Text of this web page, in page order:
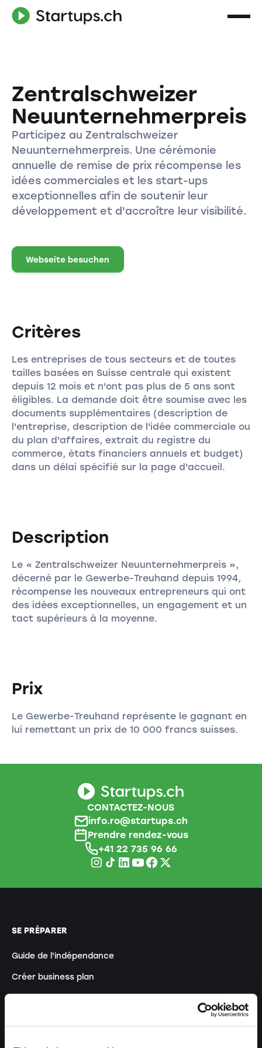
Zentralschweizer
Neuunternehmerpreis
Participez au Zentralschweizer
Neuunternehmerpreis. Une cérémonie
annuelle de remise de prix récompense les
idées commerciales et les start-ups
exceptionnelles afin de soutenir leur
développement et d'accroître leur visibilité.
Webseite besuchen
Critères
Les entreprises de tous secteurs et de toutes
tailles basées en Suisse centrale qui existent
depuis 12 mois et n'ont pas plus de 5 ans sont
éligibles. La demande doit être soumise avec les
documents supplémentaires (description de
l'entreprise, description de l'idée commerciale ou
du plan d'affaires, extrait du registre du
commerce, états financiers annuels et budget)
dans un délai spécifié sur la page d'accueil.
Description
Le « Zentralschweizer Neuunternehmerpreis »,
décerné par le Gewerbe-Treuhand depuis 1994,
récompense les nouveaux entrepreneurs qui ont
des idées exceptionnelles, un engagement et un
tact supérieurs à la moyenne.
Prix
Le Gewerbe-Treuhand représente le gagnant en
lui remettant un prix de 10 000 francs suisses.
CONTACTEZ-NOUS
info.ro@startups.ch
Prendre rendez-vous
+41 22 735 96 66
SE PRÉPARER
Guide de l'indépendance
Créer business plan